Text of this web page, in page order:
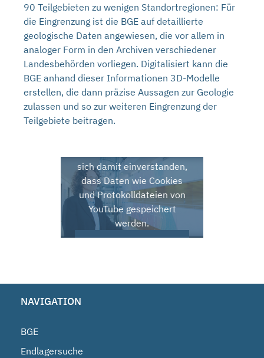
90 Teilgebieten zu wenigen Standortregionen: Für
die Eingrenzung ist die BGE auf detaillierte
geologische Daten angewiesen, die vor allem in
analoger Form in den Archiven verschiedener
Landesbehörden vorliegen. Digitalisiert kann die
BGE anhand dieser Informationen 3D-Modelle
erstellen, die dann präzise Aussagen zur Geologie
zulassen und so zur weiteren Eingrenzung der
Teilgebiete beitragen.Das Video liegt auf
sich damit einverstanden,
dass Daten wie Cookies
und Protokolldateien von
YouTube gespeichert
werden.
NAVIGATION
BGE
Endlagersuche